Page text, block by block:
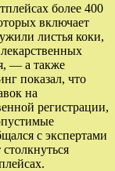
более 400
включает
листья коки,
— а также
показал, что
на
регистрации,
с экспертами